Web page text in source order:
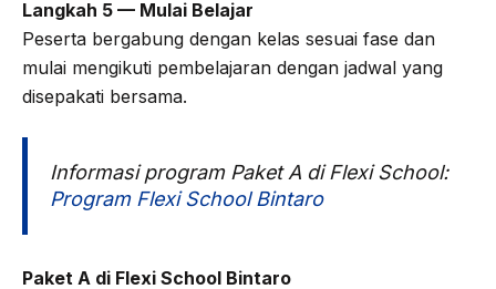
Langkah 5 — Mulai Belajar
Peserta bergabung dengan kelas sesuai fase dan
mulai mengikuti pembelajaran dengan jadwal yang
disepakati bersama.
Informasi program Paket A di Flexi School:
Program Flexi School Bintaro
Paket A di Flexi School Bintaro